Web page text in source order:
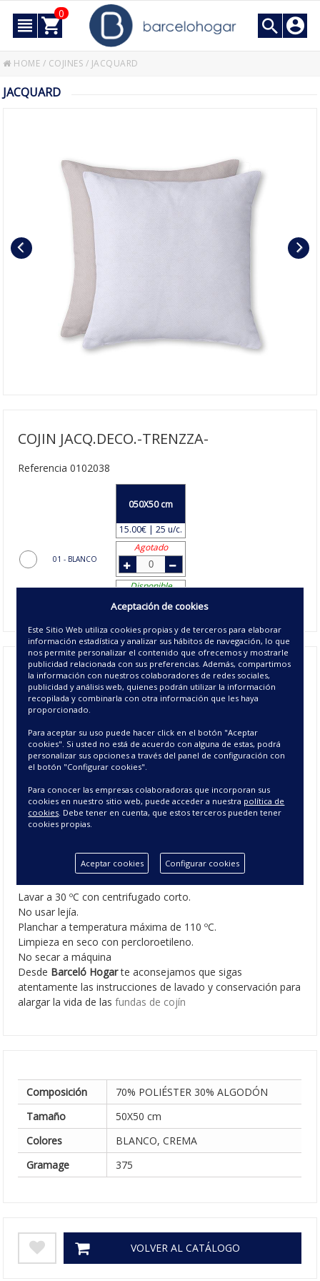
0
HOME / COJINES / JACQUARD
JACQUARD
COJIN JACQ.DECO.-TRENZZA-
Referencia 0102038
01 - BLANCO
050X50 cm
15.00€ | 25 u/c.
Agotado
Disponible
Funda de Cojín Jacquard Trenzza -
Decorar Camas con Cojines
CARACTERÍSTICAS DE LOS
COJINES TRENZZA
Composición: 70% Algodón - 30% Poliéster
Colores: 01 Blanco y 02 Crema.
Medidas: 50x50 cm.
Lavar a 30 ºC con centrifugado corto.
No usar lejía.
Planchar a temperatura máxima de 110 ºC.
Limpieza en seco con percloroetileno.
No secar a máquina
Desde Barceló Hogarte aconsejamos que sigas
atentamente las instrucciones de lavado y conservación para
alargar la vida de lasfundas de cojín
Composición
70% POLIÉSTER 30% ALGODÓN
Tamaño
50X50 cm
Colores
BLANCO, CREMA
Gramage
375
VOLVER AL CATÁLOGO
Aceptación de cookies
Este Sitio Web utiliza cookies propias y de terceros para elaborar
información estadística y analizar sus hábitos de navegación, lo que
nos permite personalizar el contenido que ofrecemos y mostrarle
publicidad relacionada con sus preferencias. Además, compartimos
la información con nuestros colaboradores de redes sociales,
publicidad y análisis web, quienes podrán utilizar la información
recopilada y combinarla con otra información que les haya
proporcionado.
Para aceptar su uso puede hacer click en el botón "Aceptar
cookies". Si usted no está de acuerdo con alguna de estas, podrá
personalizar sus opciones a través del panel de configuración con
el botón "Configurar cookies".
Para conocer las empresas colaboradoras que incorporan sus
cookies en nuestro sitio web, puede acceder a nuestra política de
cookies . Debe tener en cuenta, que estos terceros pueden tener
cookies propias.
Aceptar cookies Configurar cookies